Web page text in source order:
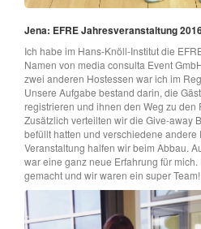
Jena: EFRE Jahresveranstaltung
Ich habe im Hans-Knöll-Institut die
Namen von media consulta Event
zwei anderen Hostessen war ich im
Unsere Aufgabe bestand darin, die
registrieren und ihnen den Weg zu den
Zusätzlich verteilten wir die Give-away
befüllt hatten und verschiedene andere
Veranstaltung halfen wir beim Abbau.
war eine ganz neue Erfahrung für
gemacht und wir waren ein super Team!